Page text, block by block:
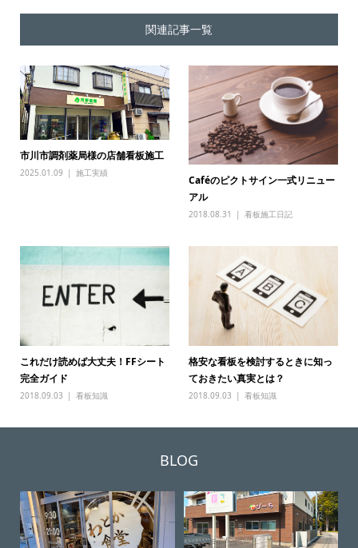
関連記事一覧
市川市調剤薬局様の店舗看板施工
2025.01.09 施工実績
Caféのピクトサイン一式リニュー
アル
2018.08.31 看板施工日記
これだけ読めば大丈夫！FFシート
完全ガイド
2018.09.03 看板知識
格安な看板を検討するときに知っ
ておきたい真実とは？
2018.09.03 看板知識
BLOG